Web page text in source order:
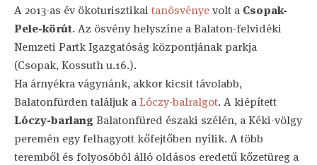
A 2013-as év ökoturisztikai tanösvényevolt a Csopak-
Pele-körút. Az ösvény helyszíne a Balaton-felvidéki
Nemzeti Partk Igazgatóság központjának parkja
(Csopak, Kossuth u.16.).
Ha árnyékra vágynánk, akkor kicsit távolabb,
Balatonfürden találjuk aLóczy-balralgot. A kiépített
Lóczy-barlangBalatonfüred északi szélén, a Kéki-völgy
peremén egy felhagyott kőfejtőben nyílik. A több
teremből és folyosóból álló oldásos eredetű kőzetüreg a